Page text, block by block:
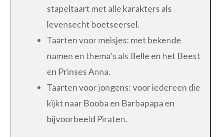
stapeltaart met alle karakters als
levensecht boetseersel.
Taarten voor meisjes: met bekende
namen en thema’s als Belle en het Beest
en Prinses Anna.
Taarten voor jongens: voor iedereen die
kijkt naar Booba en Barbapapa en
bijvoorbeeld Piraten.